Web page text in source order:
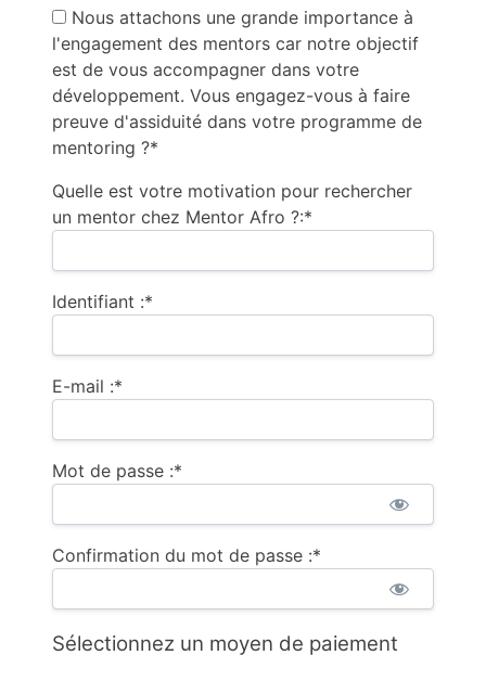
Nous attachons une grande importance à
l'engagement des mentors car notre objectif
est de vous accompagner dans votre
développement. Vous engagez-vous à faire
preuve d'assiduité dans votre programme de
mentoring ?*
Quelle est votre motivation pour rechercher
un mentor chez Mentor Afro ?:*
Identifiant :*
E-mail :*
Mot de passe :*
Confirmation du mot de passe :*
Sélectionnez un moyen de paiement